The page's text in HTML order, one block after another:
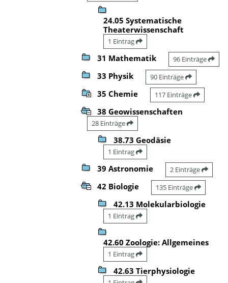
24.05 Systematische
Theaterwissenschaft
1 Eintrag
31 Mathematik 96 Einträge
33 Physik 90 Einträge
35 Chemie 117 Einträge
38 Geowissenschaften
28 Einträge
38.73 Geodäsie
1 Eintrag
39 Astronomie 2 Einträge
42 Biologie 135 Einträge
42.13 Molekularbiologie
1 Eintrag
42.60 Zoologie: Allgemeines
1 Eintrag
42.63 Tierphysiologie